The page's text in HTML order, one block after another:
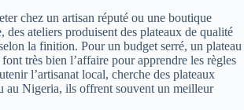
chez un artisan réputé ou une boutique
des ateliers produisent des plateaux de qualité
la finition. Pour un budget serré, un plateau
très bien l’affaire pour apprendre les règles
l’artisanat local, cherche des plateaux
au Nigeria, ils offrent souvent un meilleur